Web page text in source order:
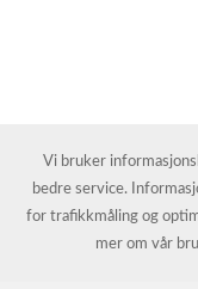
Vi bruker
bedre service.
for trafikkmåling og
mer om vår